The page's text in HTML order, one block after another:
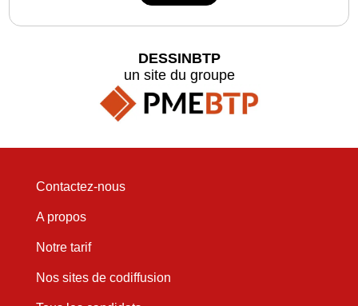
DESSINBTP
un site du groupe
Contactez-nous
A propos
Notre tarif
Nos sites de codiffusion